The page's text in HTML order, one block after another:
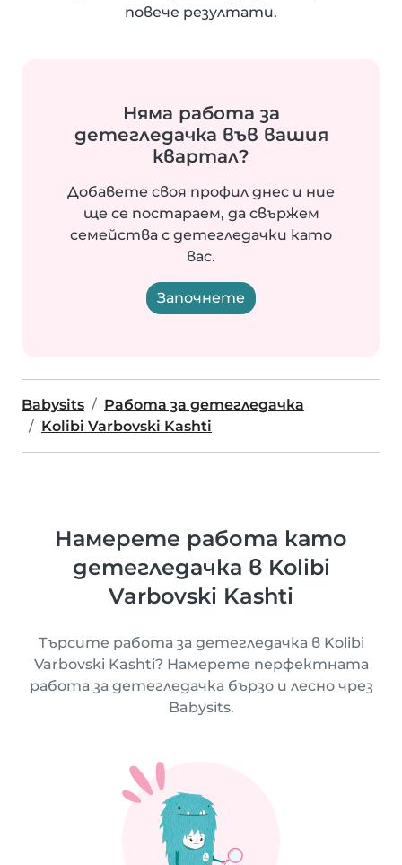
повече резултати.
Няма работа за
детегледачка във вашия
квартал?
Добавете своя профил днес и ние
ще се постараем, да свържем
семейства с детегледачки като
вас.
Започнете
Babysits
Работа за детегледачка
Kolibi Varbovski Kashti
Намерете работа като
детегледачка в Kolibi
Varbovski Kashti
Търсите работа за детегледачка в Kolibi
Varbovski Kashti? Намерете перфектната
работа за детегледачка бързо и лесно чрез
Babysits.